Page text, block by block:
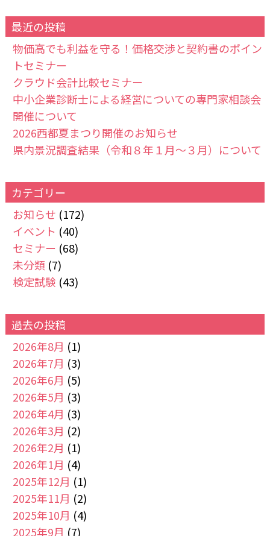
最近の投稿
物価高でも利益を守る！価格交渉と契約書のポイン
トセミナー
クラウド会計比較セミナー
中小企業診断士による経営についての専門家相談会
開催について
2026西都夏まつり開催のお知らせ
県内景況調査結果（令和８年１月～３月）について
カテゴリー
お知らせ (172)
イベント (40)
セミナー (68)
未分類 (7)
検定試験 (43)
過去の投稿
2026年8月 (1)
2026年7月 (3)
2026年6月 (5)
2026年5月 (3)
2026年4月 (3)
2026年3月 (2)
2026年2月 (1)
2026年1月 (4)
2025年12月 (1)
2025年11月 (2)
2025年10月 (4)
2025年9月 (7)